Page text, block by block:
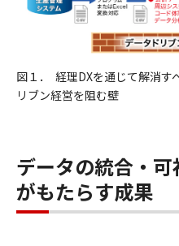
図１． 経理DXを通じて解消す
リブン経営を阻む壁
データの統合・
がもたらす成果